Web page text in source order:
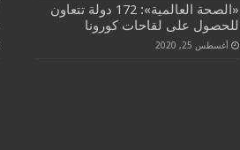
«الصحة العالمية»: 172 دولة تتعاون
للحصول على لقاحات كورونا
أغسطس 25, 2020